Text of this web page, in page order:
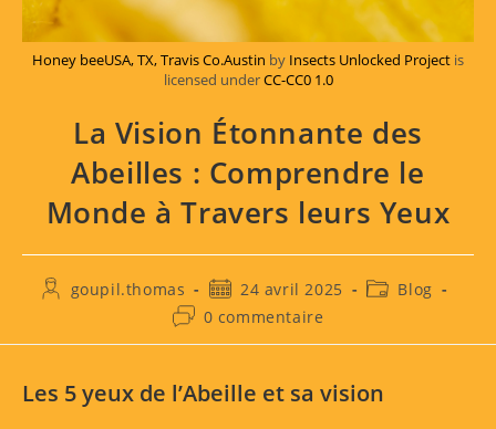
Honey beeUSA, TX, Travis Co.Austin by Insects Unlocked Project is
licensed underCC-CC0 1.0
La Vision Étonnante des
Abeilles : Comprendre le
Monde à Travers leurs Yeux
Auteur/autrice
publication :
goupil.thomas
Publication
publiée :
24 avril 2025
PostBlog
Commentaires
0 commentaire
Les 5 yeux de l’Abeille et sa vision